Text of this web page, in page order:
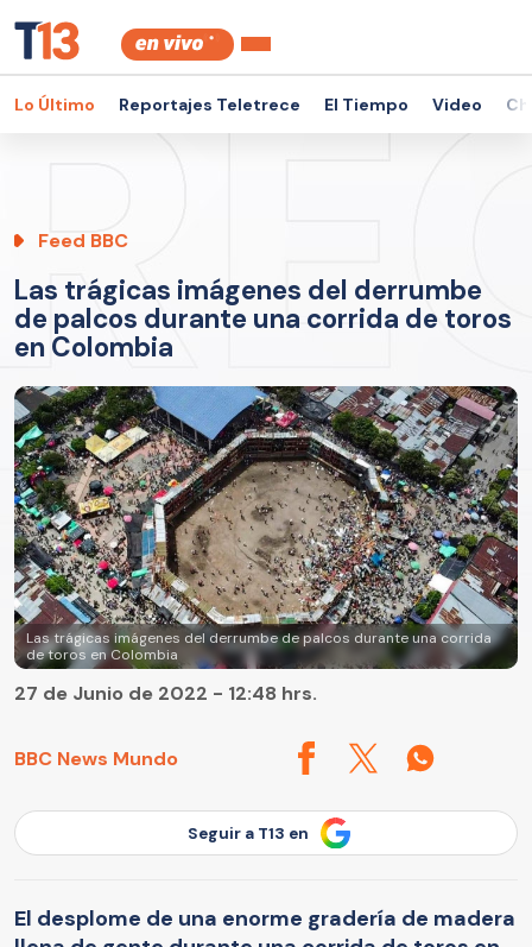
Lo Último Reportajes Teletrece El Tiempo Video
Feed BBC
Las trágicas imágenes del derrumbe
de palcos durante una corrida de toros
en Colombia
Las trágicas imágenes del derrumbe de palcos durante una corrida
de toros en Colombia
BBC News Mundo
27 de Junio de 2022 - 12:48 hrs.
Seguir a T13 en
El desplome de una enorme gradería de madera